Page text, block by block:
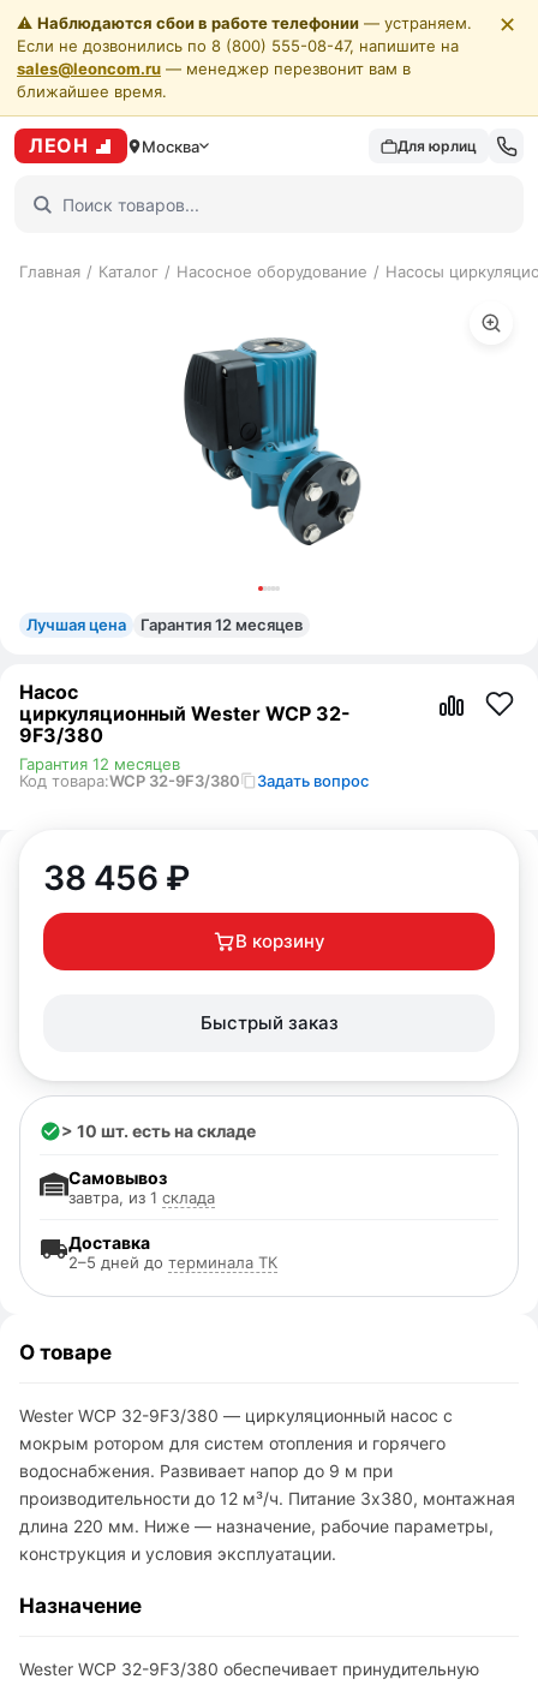
⚠️ Наблюдаются сбои в работе телефонии — устраняем.
Если не дозвонились по 8 (800) 555-08-47, напишите на
sales@leoncom.ru — менеджер перезвонит вам в
ближайшее время.
✕
ЛЕОН Москва Для юрлиц
Главная / Каталог / Насосное оборудование / Насосы
Лучшая цена Гарантия 12 месяцев
Насос
циркуляционный Wester WCP 32-
9F3/380
Код товара:WCP 32-9F3/380 Задать вопрос
Гарантия 12 месяцев
38 456 ₽
В корзину
Быстрый заказ
> 10 шт. есть на складе
Доставка
2–5 дней до терминала ТК
Самовывоз
завтра, из 1 склада
О товаре
Wester WCP 32-9F3/380 — циркуляционный насос с
мокрым ротором для систем отопления и горячего
водоснабжения. Развивает напор до 9 м при
производительности до 12 м³/ч. Питание 3х380, монтажная
длина 220 мм. Ниже — назначение, рабочие параметры,
конструкция и условия эксплуатации.
Назначение
Wester WCP 32-9F3/380 обеспечивает принудительную